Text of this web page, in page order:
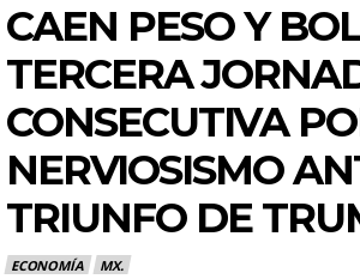
CAEN PESO Y
TERCERA
CONSECUTIVA
NERVIOSISMO
TRIUNFO DE
ECONOMÍA MX.